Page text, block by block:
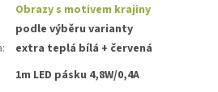
Obrazy s motivem krajiny
podle výběru varianty
:
extra teplá bílá + červená
1m LED pásku 4,8W/0,4A